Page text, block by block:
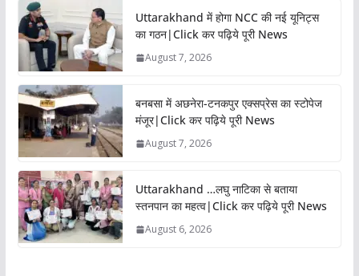
Uttarakhand में होगा NCC की नई यूनिट्स
का गठन|Click कर पढ़िये पूरी News
August 7, 2026
बनबसा में अछनेरा-टनकपुर एक्सप्रेस का स्टोपेज
मंजूर|Click कर पढ़िये पूरी News
August 7, 2026
Uttarakhand …लघु नाटिका से बताया
स्तनपान का महत्व|Click कर पढ़िये पूरी News
August 6, 2026